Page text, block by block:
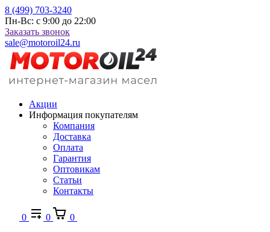
8 (499) 703-3240
Пн-Вс: с 9:00 до 22:00
Заказать звонок
sale@motoroil24.ru
Акции
Информация покупателям
Компания
Доставка
Оплата
Гарантия
Оптовикам
Статьи
Контакты
0 0
0